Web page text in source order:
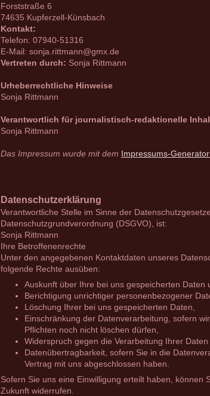
Forststraße 6
74635 Kupferzell-Künsbach
Kontakt:
Telefon: 07940-51316
E-Mail: sonja.rittmann@gmx.de
Vertreten durch: Sonja Rittmann
Urheberrechtliche Hinweise
Sonja Rittmann
Verantwortlich für journalistisch-redaktionelle
Sonja Rittmann
Das Impressum wurde mit dem Impressums-
Datenschutzerklärung
Verantwortliche Stelle im Sinne der
Datenschutzgrundverordnung (DSGVO), ist:
Sonja Rittmann
Ihre Betroffenenrechte
Unter den angegebenen Kontaktdaten unseres
folgende Rechte ausüben:
Auskunft über Ihre bei uns gespeicherten Daten
Berichtigung unrichtiger personenbezogener
Löschung Ihrer bei uns gespeicherten Daten,
Einschränkung der Datenverarbeitung, sofern
Pflichten noch nicht löschen dürfen,
Widerspruch gegen die Verarbeitung Ihrer
Datenübertragbarkeit, sofern Sie in die
Vertrag mit uns abgeschlossen haben.
Sofern Sie uns eine Einwilligung erteilt haben, können
Zukunft widerrufen.